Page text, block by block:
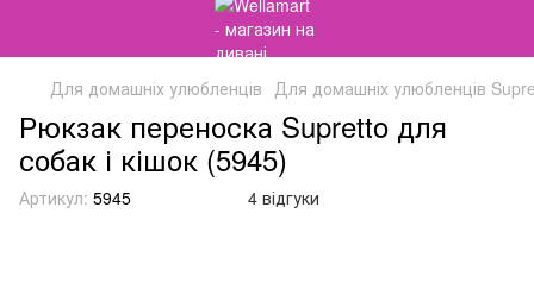
Для домашніх улюбленців Для домашніх улюбленців
Рюкзак переноска Supretto для
собак і кішок (5945)
Артикул: 5945 4 відгуки